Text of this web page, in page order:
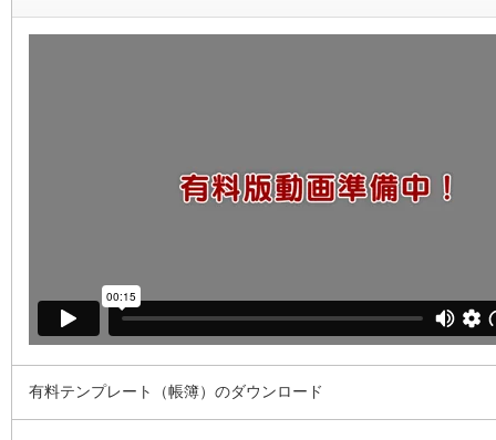
有料テンプレート（帳簿）のダウンロード